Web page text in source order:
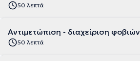
50 λεπτά
Αντιμετώπιση - διαχείριση φοβιών
50 λεπτά